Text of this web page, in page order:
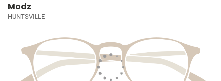
Modz
HUNTSVILLE